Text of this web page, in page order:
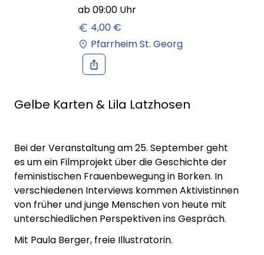
ab09:00 Uhr
4,00 €
Pfarrheim St. Georg
Gelbe Karten & Lila Latzhosen
Bei der Veranstaltung am 25. September geht
es um ein Filmprojekt über die Geschichte der
feministischen Frauenbewegung in Borken. In
verschiedenen Interviews kommen Aktivistinnen
von früher und junge Menschen von heute mit
unterschiedlichen Perspektiven ins Gespräch.
Mit Paula Berger, freie Illustratorin.